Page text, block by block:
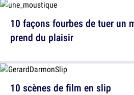
10 scènes de film en slip
10 façons fourbes de tuer un
prend du plaisir